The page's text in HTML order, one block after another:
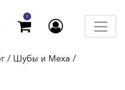
0
/ Шубы и Меха /